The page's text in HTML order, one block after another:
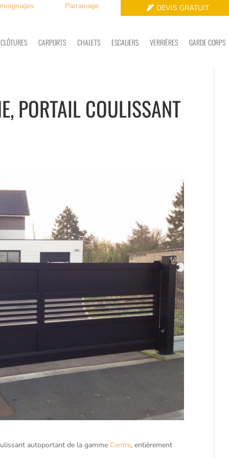
Parrainage DEVIS GRATUIT
CLÔTURES CARPORTS CHALETS ESCALIERS VERRIÈRES GARDE CORPS
PORTAIL COULISSANT
autoportant de la gamme Centre, entièrement